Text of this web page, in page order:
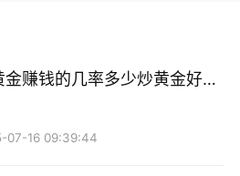
甘肃进行黄金投资，首先需
完善的交易体系和良好的用户
有经验的投资者使用。
金赚钱的几率多少炒黄金好还
07-16 09:39:44